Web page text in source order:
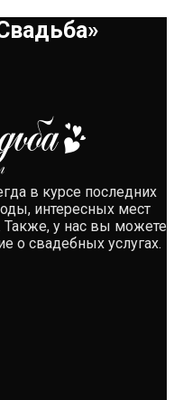
в курсе последних
интересных мест
Также, у нас вы можете
о свадебных услугах.